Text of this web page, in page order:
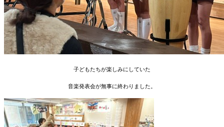
子どもたちが楽しみにしていた
音楽発表会が無事に終わりました。